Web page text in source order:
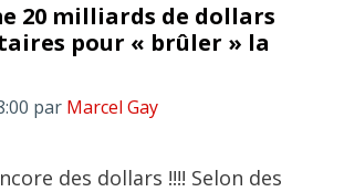
20 milliards de dollars
pour « brûler » la
par Marcel Gay
des dollars !!!! Selon des